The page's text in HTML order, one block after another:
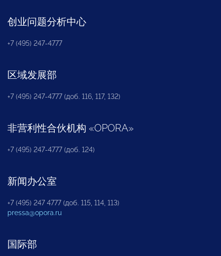
创业问题分析中心
+7 (495) 247-4777
区域发展部
+7 (495) 247-4777 (доб. 116, 117, 132)
非营利性合伙机构 «OPORA»
+7 (495) 247-4777 (доб. 124)
新闻办公室
+7 (495) 247 4777 (доб. 115, 114, 113)
pressa@opora.ru
国际部